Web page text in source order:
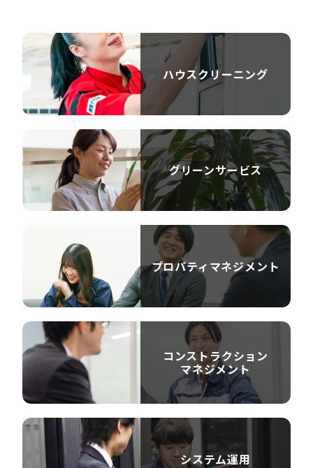
ハウスクリーニング
グリーンサービス
プロパティ マネジメント
コンストラクション
マネジメント
システム運用